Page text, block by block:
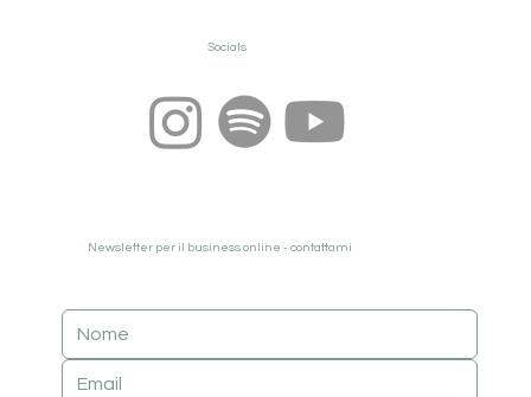
Socials
Newsletter per il business online - contattami